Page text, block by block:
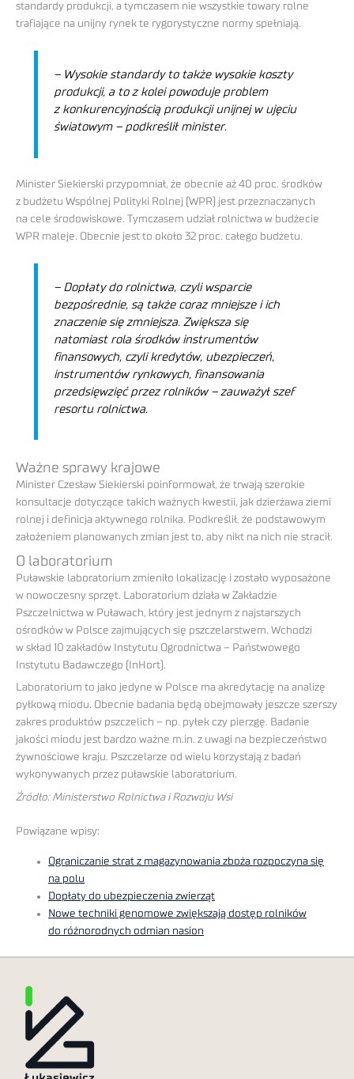
standardy produkcji, a tymczasem nie wszystkie towary rolne
trafiające na unijny rynek te rygorystyczne normy spełniają.
– Wysokie standardy to także wysokie koszty
produkcji, a to z kolei powoduje problem
z konkurencyjnością produkcji unijnej w ujęciu
światowym– podkreślił minister.
Minister Siekierski przypomniał, że obecnie aż 40 proc. środków
z budżetu Wspólnej Polityki Rolnej (WPR) jest przeznaczanych
na cele środowiskowe. Tymczasem udział rolnictwa w budżecie
WPR maleje. Obecnie jest to około 32 proc. całego budżetu.
– Dopłaty do rolnictwa, czyli wsparcie
bezpośrednie, są także coraz mniejsze i ich
znaczenie się zmniejsza. Zwiększa się
natomiast rola środków instrumentów
finansowych, czyli kredytów, ubezpieczeń,
instrumentów rynkowych, finansowania
przedsięwzięć przez rolników– zauważył szef
resortu rolnictwa.
Ważne sprawy krajowe
Minister Czesław Siekierski poinformował, że trwają szerokie
konsultacje dotyczące takich ważnych kwestii, jak dzierżawa ziemi
rolnej i definicja aktywnego rolnika. Podkreślił, że podstawowym
założeniem planowanych zmian jest to, aby nikt na nich nie stracił.
O laboratorium
Puławskie laboratorium zmieniło lokalizację i zostało wyposażone
w nowoczesny sprzęt. Laboratorium działa w Zakładzie
Pszczelnictwa w Puławach, który jest jednym z najstarszych
ośrodków w Polsce zajmujących się pszczelarstwem. Wchodzi
w skład 10 zakładów Instytutu Ogrodnictwa – Państwowego
Instytutu Badawczego (InHort).
Laboratorium to jako jedyne w Polsce ma akredytację na analizę
pyłkową miodu. Obecnie badania będą obejmowały jeszcze szerszy
zakres produktów pszczelich – np. pyłek czy pierzgę. Badanie
jakości miodu jest bardzo ważne m.in. z uwagi na bezpieczeństwo
żywnościowe kraju. Pszczelarze od wielu korzystają z badań
wykonywanych przez puławskie laboratorium.
Źródło: Ministerstwo Rolnictwa i Rozwoju Wsi
Powiązane wpisy:
Ograniczanie strat z magazynowania zboża rozpoczyna się
na polu
Dopłaty do ubezpieczenia zwierząt
Nowe techniki genomowe zwiększają dostęp rolników
do różnorodnych odmian nasion